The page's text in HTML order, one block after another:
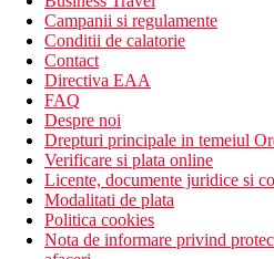
Campanii si regulamente
Conditii de calatorie
Contact
Directiva EAA
FAQ
Despre noi
Drepturi principale in temeiul
Verificare si plata online
Licente, documente juridice si
Modalitati de plata
Politica cookies
Nota de informare privind